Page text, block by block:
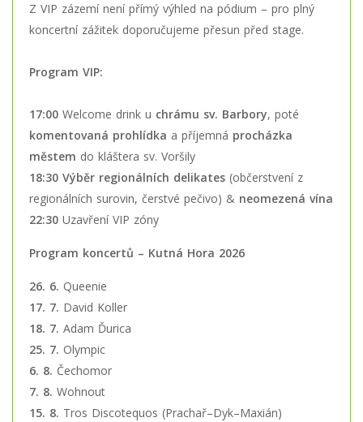
Z VIP zázemí není přímý výhled na pódium – pro plný
koncertní zážitek doporučujeme přesun před stage.
Program VIP:
17:00 Welcome drink u chrámu sv. Barbory, poté
komentovaná prohlídka a příjemná procházka
městem do kláštera sv. Voršily
18:30 Výběr regionálních delikates (občerstvení z
regionálních surovin, čerstvé pečivo) & neomezená vína
22:30 Uzavření VIP zóny
Program koncertů – Kutná Hora 2026
26. 6. Queenie
17. 7. David Koller
18. 7. Adam Ďurica
25. 7. Olympic
6. 8. Čechomor
7. 8. Wohnout
15. 8. Tros Discotequos (Prachař–Dyk–Maxián)